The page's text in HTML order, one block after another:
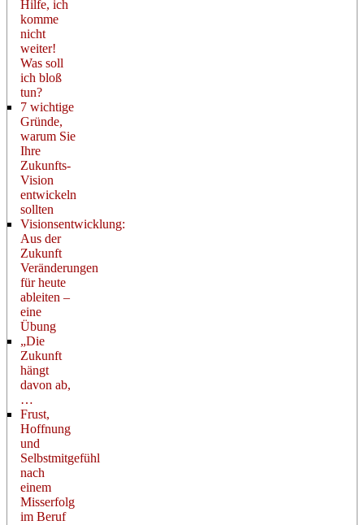
Hilfe, ich
komme
nicht
weiter!
Was soll
ich bloß
tun?
7 wichtige
Gründe,
warum Sie
Ihre
Zukunfts-
Vision
entwickeln
sollten
Visionsentwicklung:
Aus der
Zukunft
Veränderungen
für heute
ableiten –
eine
Übung
„Die
Zukunft
hängt
davon ab,
…
Frust,
Hoffnung
und
Selbstmitgefühl
nach
einem
Misserfolg
im Beruf